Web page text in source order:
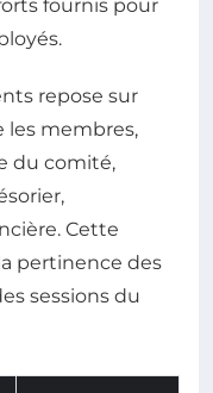
fournis pour
repose sur
les membres,
du comité,
Cette
pertinence des
sessions du